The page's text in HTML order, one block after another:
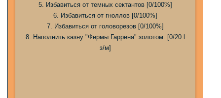
5. Избавиться от темных сектантов [0/100%]
6. Избавиться от гноллов [0/100%]
7. Избавиться от головорезов [0/100%]
8. Наполнить казну "Фермы Гаррена" золотом. [0/20 l
з/м]